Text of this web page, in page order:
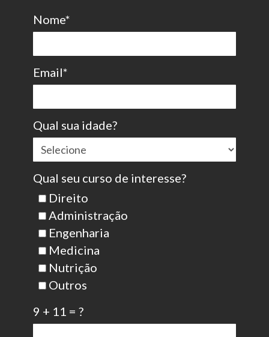
Nome*
Email*
Qual sua idade?
Qual seu curso de interesse?
Direito
Administração
Engenharia
Medicina
Nutrição
Outros
9 + 11 = ?